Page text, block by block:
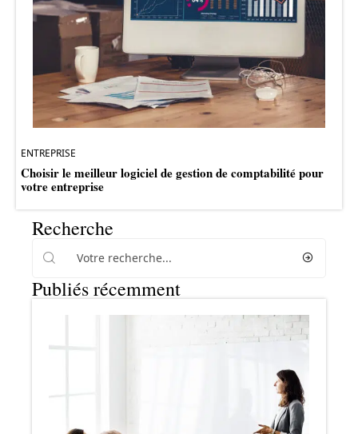
ENTREPRISE
Choisir le meilleur logiciel de gestion de comptabilité pour
votre entreprise
Recherche
Publiés récemment